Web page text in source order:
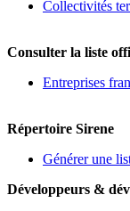
Collectivités
Consulter la liste
Entreprises
Répertoire Sirene
Générer une
Développeurs &